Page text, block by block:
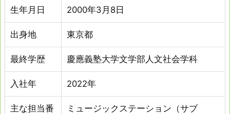
生年月日 2000年3月8日
出身地 東京都
最終学歴 慶應義塾大学文学部人文社会学科
入社年 2022年
主な担当番
ミュージックステーション（サブ